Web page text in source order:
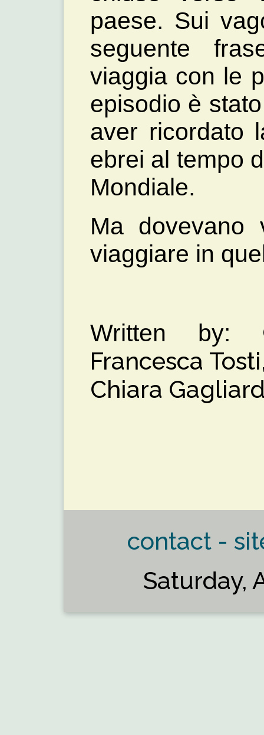
paese. Sui
seguente
viaggia con le
episodio è
aver ricordato
ebrei al tempo
Mondiale.
Ma dovevano
viaggiare in
Written by:
Francesca
Chiara
contact -
Saturday,